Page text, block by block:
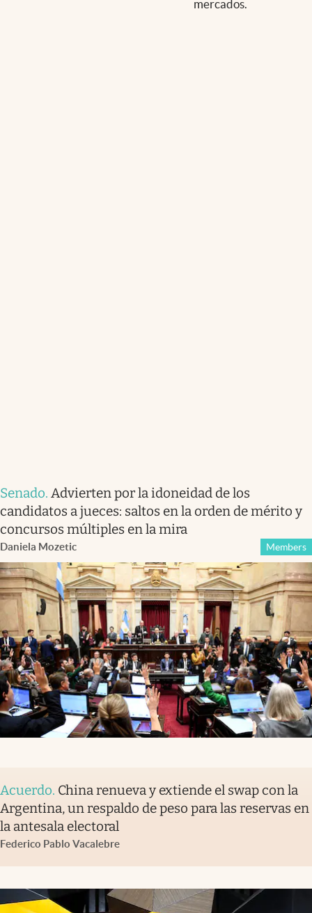
mercados.
Senado. Advierten por la idoneidad de los
candidatos a jueces: saltos en la orden de mérito y
concursos múltiples en la mira
Daniela Mozetic Members
Acuerdo. China renueva y extiende el swap con la
Argentina, un respaldo de peso para las reservas en
la antesala electoral
Federico Pablo Vacalebre